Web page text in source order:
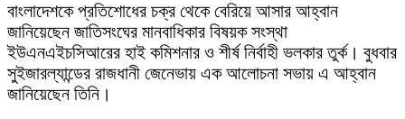
বাংলাদেশকে প্রতিশোধের চক্র থেকে বেরিয়ে আসার আহ্বান
জানিয়েছেন জাতিসংঘের মানবাধিকার বিষয়ক সংস্থা
ইউএনএইচসিআরের হাই কমিশনার ও শীর্ষ নির্বাহী ভলকার তুর্ক। বুধবার
সুইজারল্যান্ডের রাজধানী জেনেভায় এক আলোচনা সভায় এ আহ্বান
জানিয়েছেন তিনি।